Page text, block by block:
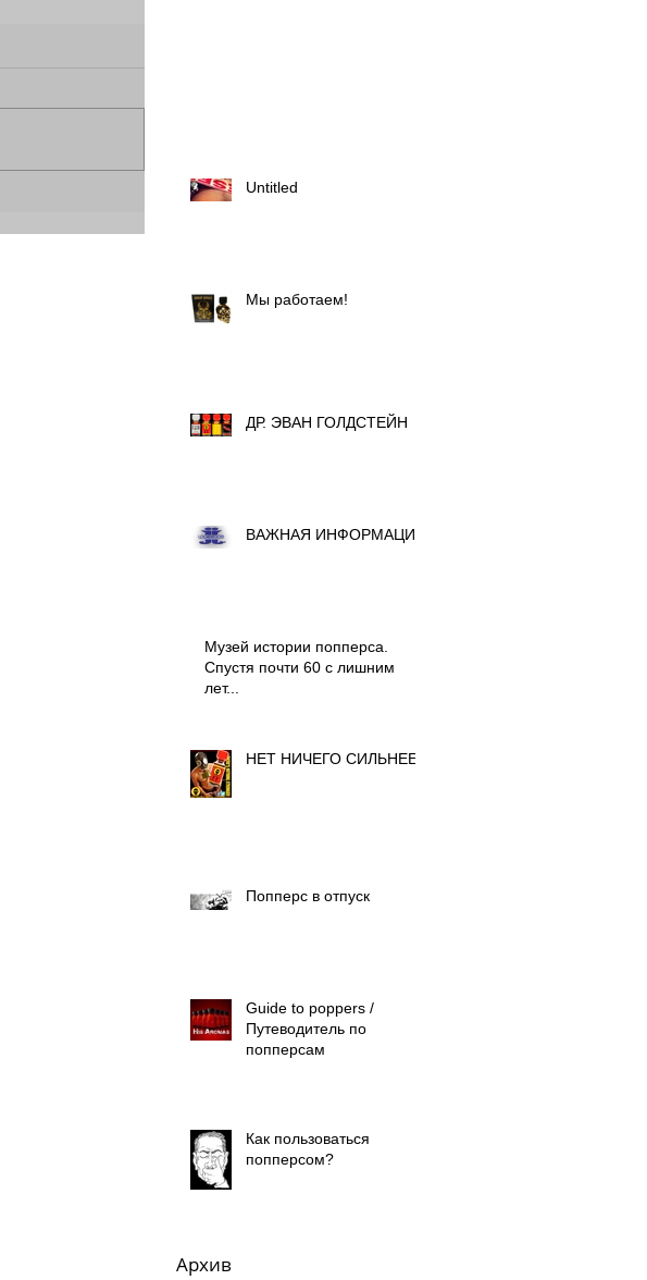
Untitled
Мы работаем!
ДР. ЭВАН ГОЛДСТЕЙН
ВАЖНАЯ ИНФОРМАЦИЯ
Музей истории попперса.
Спустя почти 60 с лишним
лет...
НЕТ НИЧЕГО СИЛЬНЕЕ
Попперс в отпуск
Guide to poppers /
Путеводитель по
попперсам
Как пользоваться
попперсом?
Архив